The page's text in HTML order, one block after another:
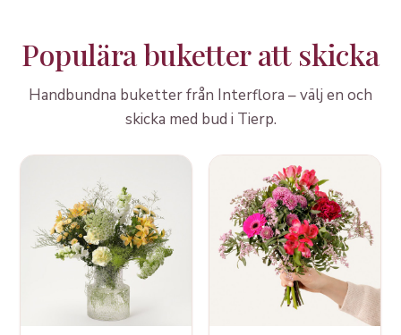
Populära buketter att skicka
Handbundna buketter från Interflora – välj en och
skicka med bud i Tierp.